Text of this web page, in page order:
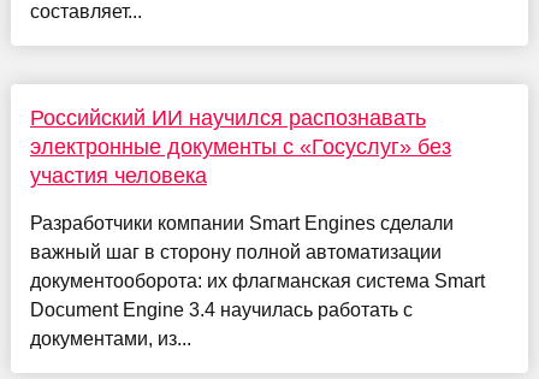
составляет...
Российский ИИ научился распознавать
электронные документы с «Госуслуг» без
участия человека
Разработчики компании Smart Engines сделали
важный шаг в сторону полной автоматизации
документооборота: их флагманская система Smart
Document Engine 3.4 научилась работать с
документами, из...